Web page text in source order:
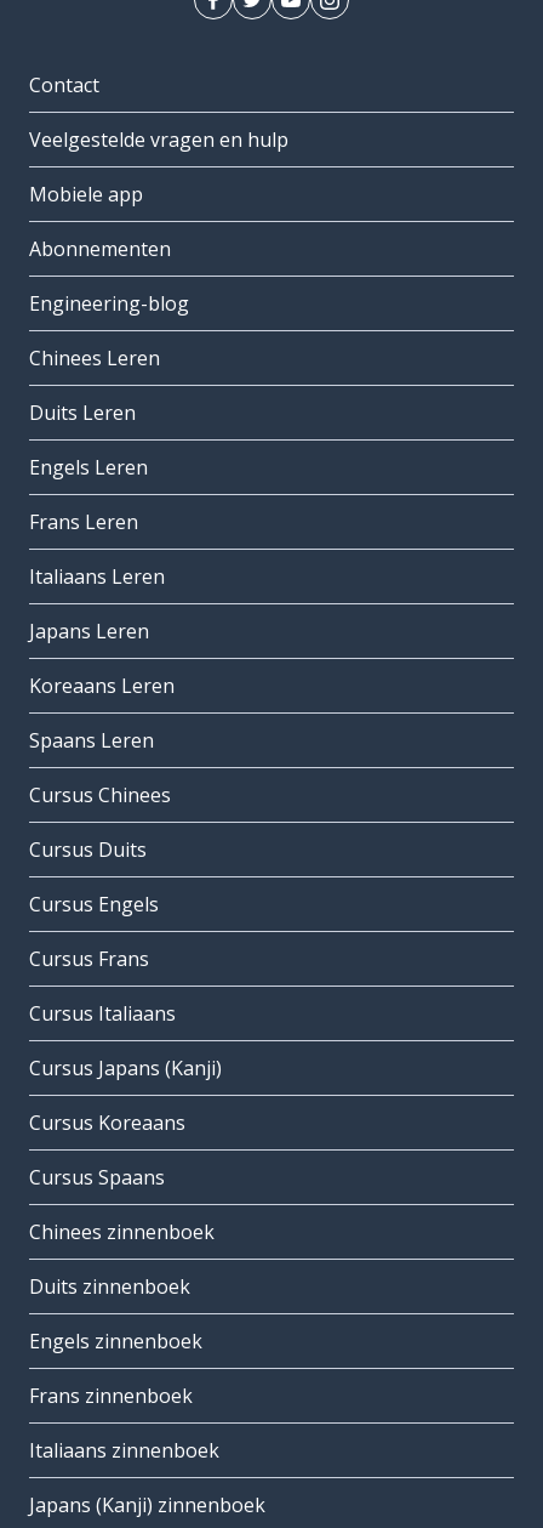
Contact
Veelgestelde vragen en hulp
Mobiele app
Abonnementen
Engineering-blog
Chinees Leren
Duits Leren
Engels Leren
Frans Leren
Italiaans Leren
Japans Leren
Koreaans Leren
Spaans Leren
Cursus Chinees
Cursus Duits
Cursus Engels
Cursus Frans
Cursus Italiaans
Cursus Japans (Kanji)
Cursus Koreaans
Cursus Spaans
Chinees zinnenboek
Duits zinnenboek
Engels zinnenboek
Frans zinnenboek
Italiaans zinnenboek
Japans (Kanji) zinnenboek